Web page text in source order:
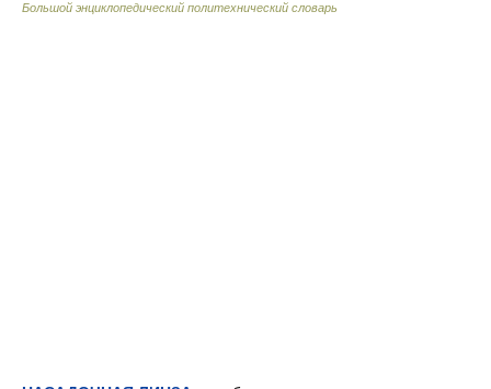
Большой энциклопедический политехнический словарь